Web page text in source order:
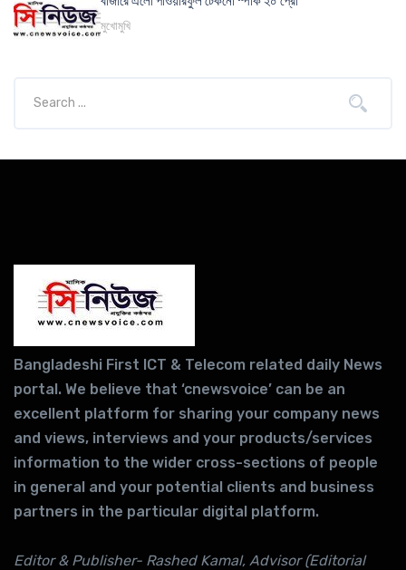
মুখোমুখি
Bangladeshi First ICT & Telecom related daily News
portal. We believe that ‘cnewsvoice’ can be an
excellent platform for sharing your company news
and views, interviews and your products/services
information to the wider cross-sections of people
in general and your potential clients and business
partners in the particular digital platform.
Editor & Publisher- Rashed Kamal, Advisor (Editorial